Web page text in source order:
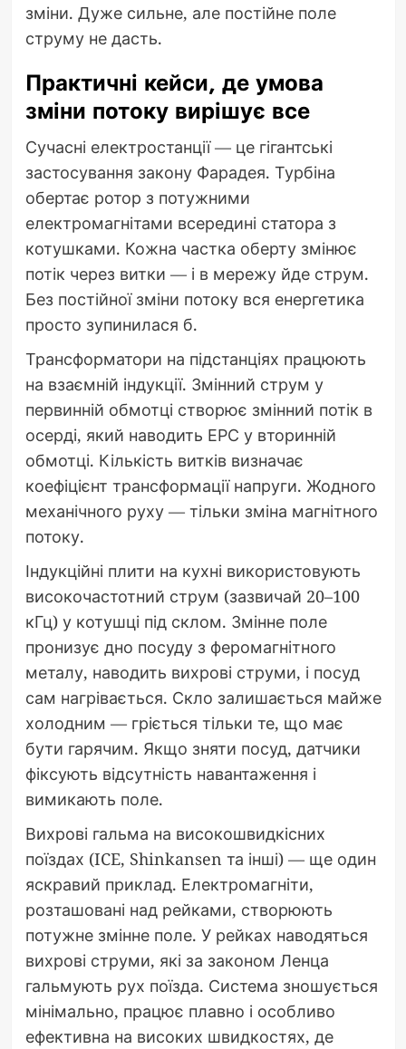
зміни. Дуже сильне, але постійне поле
струму не дасть.
Практичні кейси, де умова
зміни потоку вирішує все
Сучасні електростанції — це гігантські
застосування закону Фарадея. Турбіна
обертає ротор з потужними
електромагнітами всередині статора з
котушками. Кожна частка оберту змінює
потік через витки — і в мережу йде струм.
Без постійної зміни потоку вся енергетика
просто зупинилася б.
Трансформатори на підстанціях працюють
на взаємній індукції. Змінний струм у
первинній обмотці створює змінний потік в
осерді, який наводить ЕРС у вторинній
обмотці. Кількість витків визначає
коефіцієнт трансформації напруги. Жодного
механічного руху — тільки зміна магнітного
потоку.
Індукційні плити на кухні використовують
високочастотний струм (зазвичай 20–100
кГц) у котушці під склом. Змінне поле
пронизує дно посуду з феромагнітного
металу, наводить вихрові струми, і посуд
сам нагрівається. Скло залишається майже
холодним — гріється тільки те, що має
бути гарячим. Якщо зняти посуд, датчики
фіксують відсутність навантаження і
вимикають поле.
Вихрові гальма на високошвидкісних
поїздах (ICE, Shinkansen та інші) — ще один
яскравий приклад. Електромагніти,
розташовані над рейками, створюють
потужне змінне поле. У рейках наводяться
вихрові струми, які за законом Ленца
гальмують рух поїзда. Система зношується
мінімально, працює плавно і особливо
ефективна на високих швидкостях, де